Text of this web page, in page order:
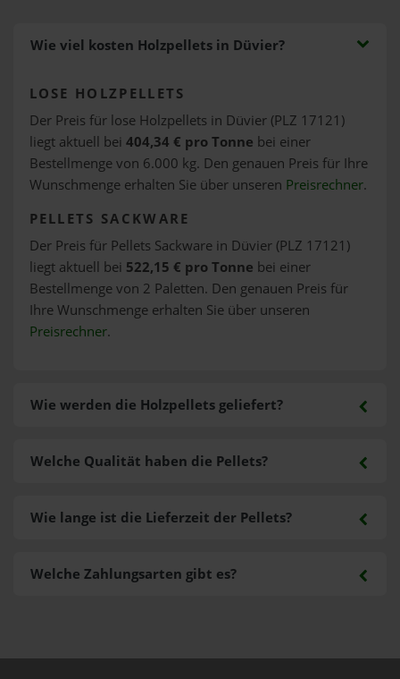
Wie viel kosten Holzpellets in Düvier?
LOSE HOLZPELLETS
Der Preis für lose Holzpellets in Düvier (PLZ 17121)
liegt aktuell bei 404,34 € pro Tonne bei einer
Bestellmenge von 6.000 kg. Den genauen Preis für Ihre
Wunschmenge erhalten Sie über unseren Preisrechner.
PELLETS SACKWARE
Der Preis für Pellets Sackware in Düvier (PLZ 17121)
liegt aktuell bei 522,15 € pro Tonne bei einer
Bestellmenge von 2 Paletten. Den genauen Preis für
Ihre Wunschmenge erhalten Sie über unseren
Preisrechner.
Wie werden die Holzpellets geliefert?
Welche Zahlungsarten gibt es?
Welche Qualität haben die Pellets?
Wie lange ist die Lieferzeit der Pellets?